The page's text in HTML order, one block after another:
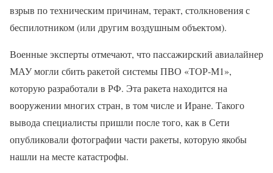
взрыв по техническим причинам, теракт, столкновения с
беспилотником (или другим воздушным объектом).
Военные эксперты отмечают, что пассажирский авиалайнер
МАУ могли сбить ракетой системы ПВО «ТОР-М1»,
которую разработали в РФ. Эта ракета находится на
вооружении многих стран, в том числе и Иране. Такого
вывода специалисты пришли после того, как в Сети
опубликовали фотографии части ракеты, которую якобы
нашли на месте катастрофы.